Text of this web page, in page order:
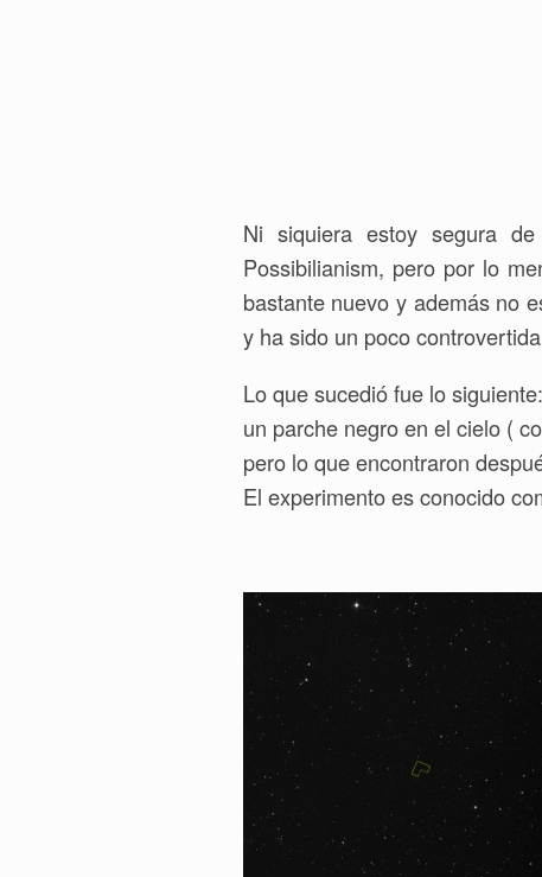
Ni siquiera estoy segura
Possibilianism, pero por lo
bastante nuevo y además no
y ha sido un poco
Lo que sucedió fue lo
un parche negro en el cielo (
pero lo que encontraron
El experimento es conocido